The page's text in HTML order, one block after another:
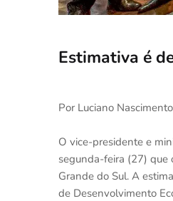
Estimativa é
Por Luciano
O vice-presidente e
segunda-feira (27) que
Grande do Sul. A
de Desenvolvimento